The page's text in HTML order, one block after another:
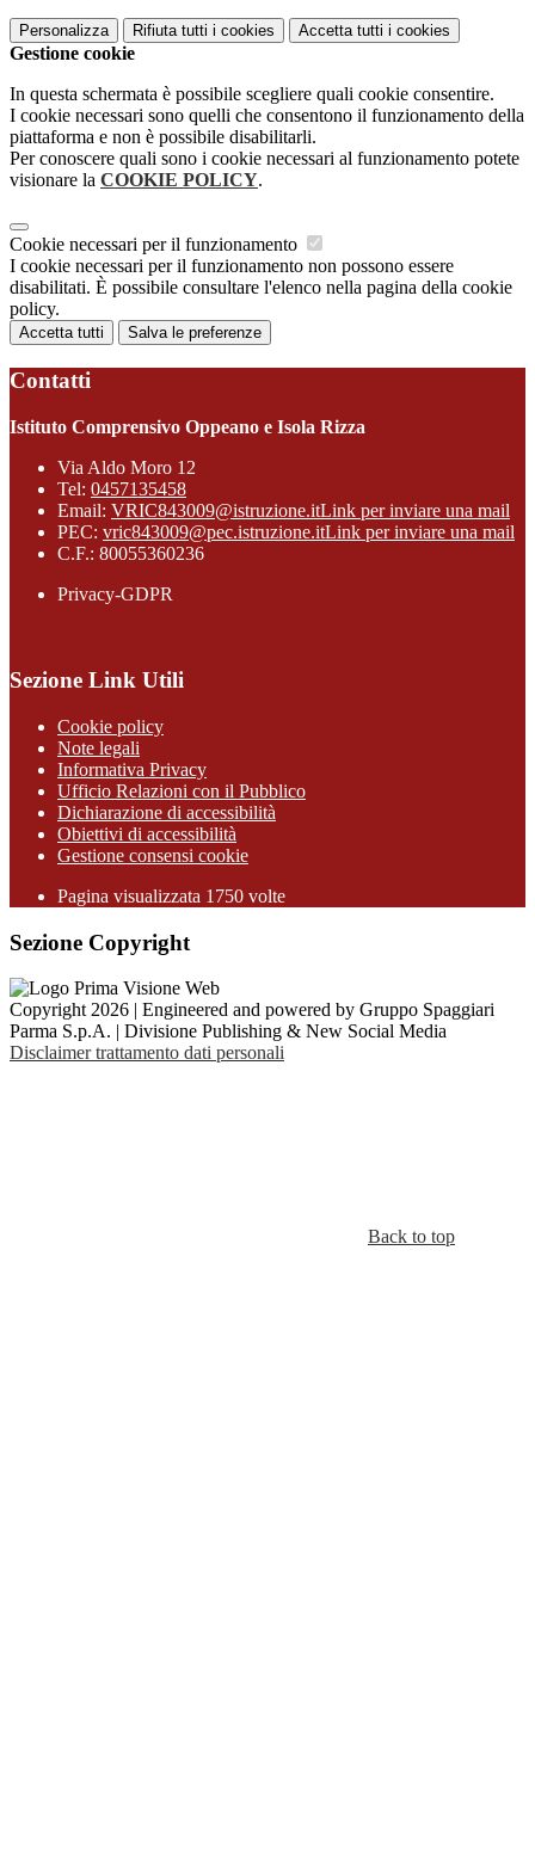
Personalizza Rifiuta tutti i cookies Accetta tutti i cookies
Gestione cookie
In questa schermata è possibile scegliere quali cookie consentire.
I cookie necessari sono quelli che consentono il funzionamento della
piattaforma e non è possibile disabilitarli.
Per conoscere quali sono i cookie necessari al funzionamento potete
visionare la COOKIE POLICY.
Cookie necessari per il funzionamento
I cookie necessari per il funzionamento non possono essere
disabilitati. È possibile consultare l'elenco nella pagina della cookie
policy.
Accetta tutti Salva le preferenze
Contatti
Istituto Comprensivo Oppeano e Isola Rizza
Via Aldo Moro 12
Tel: 0457135458
Email: VRIC843009@istruzione.itLink per inviare una mail
PEC: vric843009@pec.istruzione.itLink per inviare una mail
C.F.: 80055360236
Privacy-GDPR
Sezione Link Utili
Cookie policy
Note legali
Informativa Privacy
Ufficio Relazioni con il Pubblico
Dichiarazione di accessibilità
Obiettivi di accessibilità
Gestione consensi cookie
Pagina visualizzata 1750 volte
Sezione Copyright
Copyright 2026 | Engineered and powered by Gruppo Spaggiari
Parma S.p.A. | Divisione Publishing & New Social Media
Disclaimer trattamento dati personali
Back to top